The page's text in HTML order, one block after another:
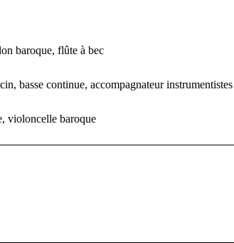
baroque, flûte à bec
basse continue, accompagnateur
violoncelle baroque